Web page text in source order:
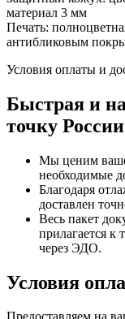
материал 3 мм
Печать:
антибликовым
Условия оплаты и
Быстрая и
точку
Мы ценим ваше
необходимые
Благодаря
доставлен
Весь пакет
прилагается к
через ЭДО.
Условия